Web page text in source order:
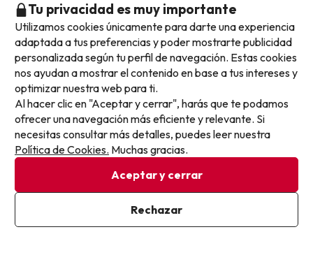
No llegas tarde: llegas al siguiente.
Este chollo ya ha caducado, pero cada día lanzamos
nuevas oportunidades para viajar mejor y pagar
menos.
Apúntate y que el próximo no se te escape.
Pon tu mejor e-mail
Ya estoy suscrito
Al suscribirte, confirmas haber leído y estar de acuerdo con la
Sobre Buscounchollo.com
¿Quiénes somos?
Tarjeta Regalo
Buscounchollo en los medios
Blog
Opiniones de nuestros clientes
Top destinos
Hoteles Andalucía
Hoteles Andorra
Hoteles Cataluña
Hoteles Portugal
Top viajes destacados
Viajes con Niños
Top fechas destacadas
Verano
Info y ayuda
Tu privacidad es muy importante
Utilizamos cookies únicamente para darte una experiencia
adaptada a tus preferencias y poder mostrarte publicidad
personalizada según tu perfil de navegación. Estas cookies
nos ayudan a mostrar el contenido en base a tus intereses y
optimizar nuestra web para ti.
Al hacer clic en "Aceptar y cerrar", harás que te podamos
ofrecer una navegación más eficiente y relevante. Si
necesitas consultar más detalles, puedes leer nuestra
Política de Cookies. Muchas gracias.
Aceptar y cerrar
Rechazar